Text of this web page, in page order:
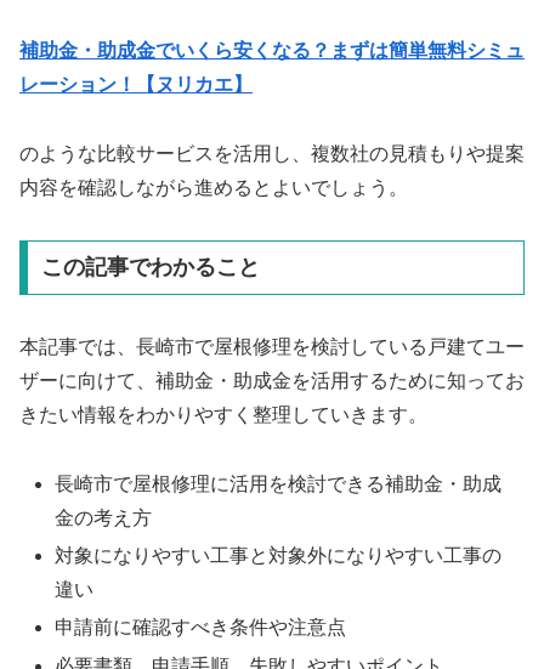
補助金・助成金でいくら安くなる？まずは簡単無料シミュ
レーション！【ヌリカエ】
のような比較サービスを活用し、複数社の見積もりや提案
内容を確認しながら進めるとよいでしょう。
この記事でわかること
本記事では、長崎市で屋根修理を検討している戸建てユー
ザーに向けて、補助金・助成金を活用するために知ってお
きたい情報をわかりやすく整理していきます。
長崎市で屋根修理に活用を検討できる補助金・助成
金の考え方
対象になりやすい工事と対象外になりやすい工事の
違い
申請前に確認すべき条件や注意点